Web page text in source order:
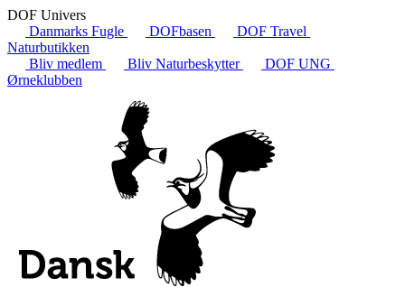
DOF Univers
Danmarks Fugle
DOFbasen
DOF Travel
Naturbutikken
Bliv medlem
Bliv Naturbeskytter
DOF UNG
Ørneklubben